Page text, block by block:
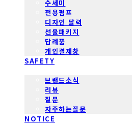
수세미
전용펌프
디자인 달력
선물패키지
답례품
개인결제창
SAFETY
브랜드소식
리뷰
질문
자주하는질문
NOTICE